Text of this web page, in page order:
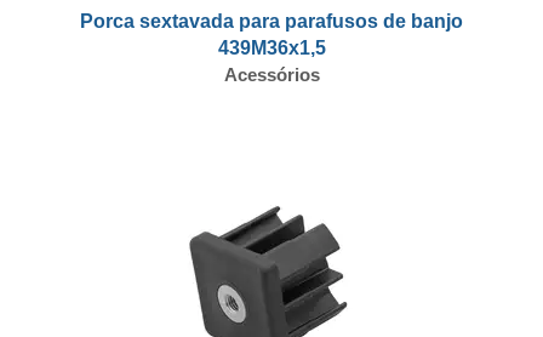
Porca sextavada para parafusos de banjo
439M36x1,5
Acessórios